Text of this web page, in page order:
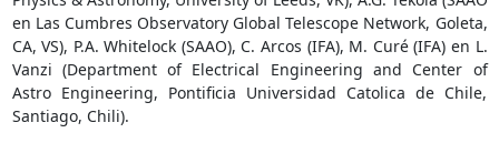
en Las Cumbres Observatory Global Telescope Network, Goleta,
CA, VS), P.A. Whitelock (SAAO), C. Arcos (IFA), M. Curé (IFA) en L.
Vanzi (Department of Electrical Engineering and Center of
Astro Engineering, Pontiﬁcia Universidad Catolica de Chile,
Santiago, Chili).